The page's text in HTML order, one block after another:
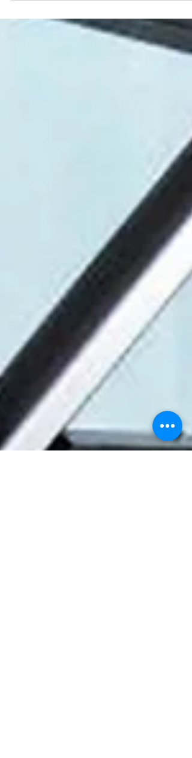
你為建築加入良好通風體質的設計在居
住者實際入住使用後，可以發揮實際的